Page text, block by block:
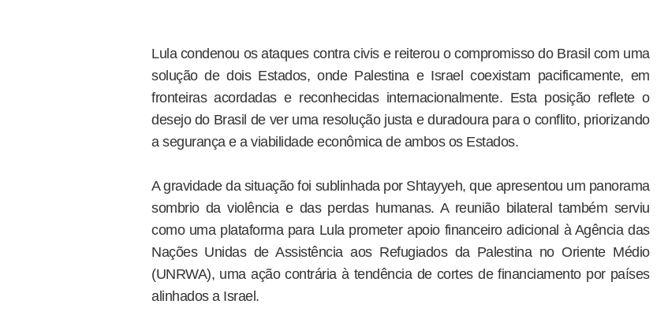
Lula condenou os ataques contra civis e reiterou o compromisso do Brasil com uma
solução de dois Estados, onde Palestina e Israel coexistam pacificamente, em
fronteiras acordadas e reconhecidas internacionalmente. Esta posição reflete o
desejo do Brasil de ver uma resolução justa e duradoura para o conflito, priorizando
a segurança e a viabilidade econômica de ambos os Estados.
A gravidade da situação foi sublinhada por Shtayyeh, que apresentou um panorama
sombrio da violência e das perdas humanas. A reunião bilateral também serviu
como uma plataforma para Lula prometer apoio financeiro adicional à Agência das
Nações Unidas de Assistência aos Refugiados da Palestina no Oriente Médio
(UNRWA), uma ação contrária à tendência de cortes de financiamento por países
alinhados a Israel.